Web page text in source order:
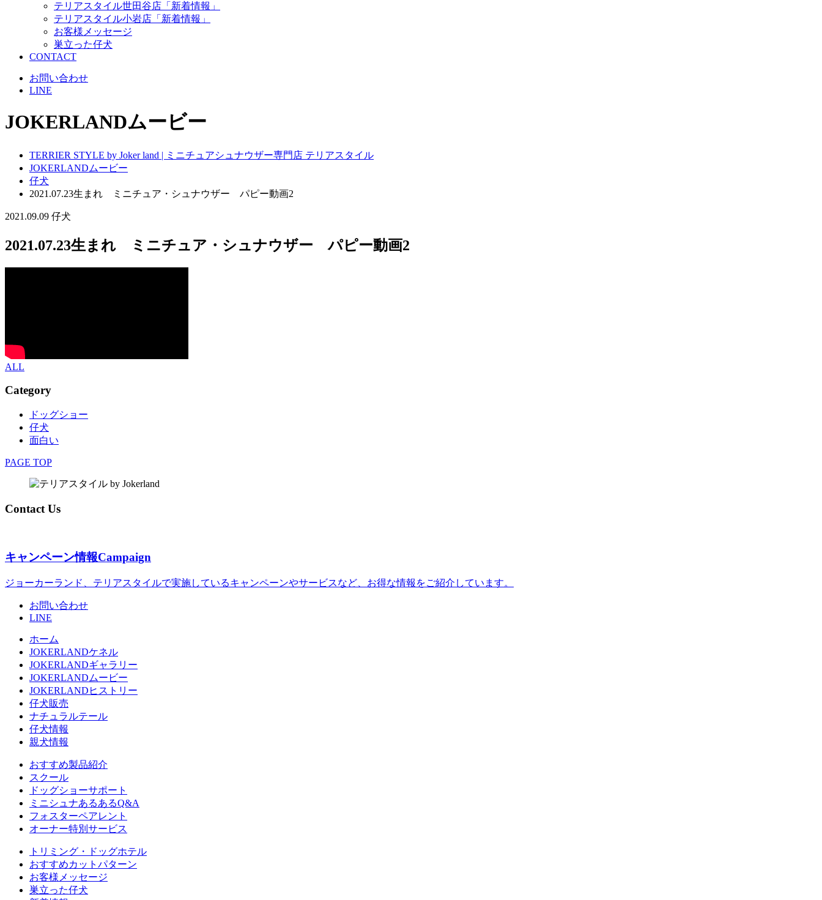
テリアスタイル世田谷店「新着情報」
テリアスタイル小岩店「新着情報」
お客様メッセージ
巣立った仔犬
CONTACT
お問い合わせ
LINE
JOKERLANDムービー
TERRIER STYLE by Joker land | ミニチュアシュナウザー専門店 テリアスタイル
JOKERLANDムービー
仔犬
2021.07.23生まれ ミニチュア・シュナウザー パピー動画2
2021.09.09 仔犬
2021.07.23生まれ ミニチュア・シュナウザー パピー動画2
ALL
Category
ドッグショー
仔犬
面白い
PAGE TOP
Contact Us
キャンペーン情報Campaign
ジョーカーランド、テリアスタイルで実施しているキャンペーンやサービスなど、お得な情報をご紹介しています。
お問い合わせ
LINE
ホーム
JOKERLANDケネル
JOKERLANDギャラリー
JOKERLANDムービー
JOKERLANDヒストリー
仔犬販売
ナチュラルテール
仔犬情報
親犬情報
おすすめ製品紹介
スクール
ドッグショーサポート
ミニシュナあるあるQ&A
フォスターペアレント
オーナー特別サービス
トリミング・ドッグホテル
おすすめカットパターン
お客様メッセージ
巣立った仔犬